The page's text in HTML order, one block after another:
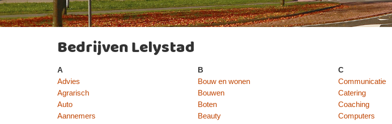
Bedrijven Lelystad
A
Advies
Agrarisch
Auto
Aannemers
B
Bouw en wonen
Bouwen
Boten
Beauty
C
Communicatie
Catering
Coaching
Computers